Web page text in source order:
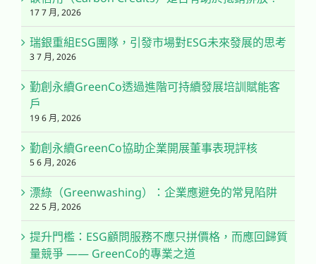
17 7 月, 2026
瑞銀重組ESG團隊，引發市場對ESG未來發展的思考
3 7 月, 2026
勤創永續GreenCo透過進階可持續發展培訓賦能客
戶
19 6 月, 2026
勤創永續GreenCo協助企業開展董事表現評核
5 6 月, 2026
漂綠（Greenwashing）：企業應避免的常見陷阱
22 5 月, 2026
提升門檻：ESG顧問服務不應只拼價格，而應回歸質
量競爭 —— GreenCo的專業之道